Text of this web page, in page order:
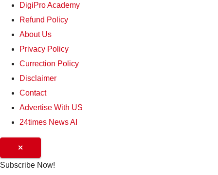
DigiPro Academy
Refund Policy
About Us
Privacy Policy
Currection Policy
Disclaimer
Contact
Advertise With US
24times News AI
✕
Subscribe Now!